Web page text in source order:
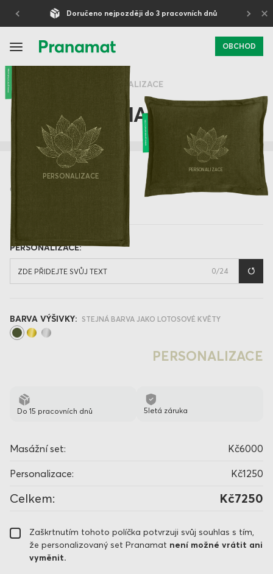
Doručeno nejpozději do 3 pracovních dnů ×
OBCHOD
PERSONALIZACE
ZÁKLADNÍ MASÁŽNÍ SET
PERSONALIZACE
PERSONALIZACE
OLIVOVÁ
PERSONALIZACE:
0/24
BARVA VÝŠIVKY: STEJNÁ BARVA JAKO LOTOSOVÉ KVĚTY
PERSONALIZACE
Do 15 pracovních dnů 5letá záruka
Masážní set: Kč6000
Personalizace: Kč1250
Celkem: Kč7250
Zaškrtnutím tohoto políčka potvrzuji svůj souhlas s tím,
že personalizovaný set Pranamat není možné vrátit ani
vyměnit.